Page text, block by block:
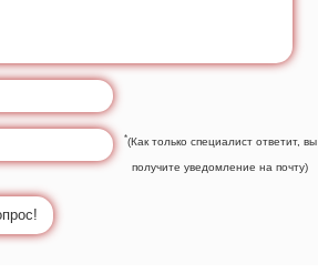
*(Как только специалист ответит, вы
получите уведомление на почту)